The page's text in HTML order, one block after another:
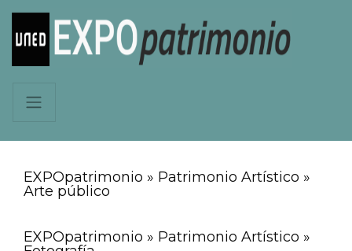
EXPOpatrimonio » Patrimonio Artístico »
Arte público
EXPOpatrimonio » Patrimonio Artístico »